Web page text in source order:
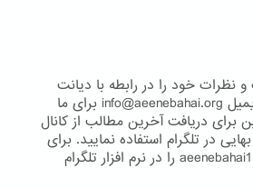
نظرات خود را در رابطه با دیانت
بهایی از طریق آدرس ایمیل info@aeenebahai.org برای ما
برای دریافت آخرین مطالب از کانال
در تلگرام استفاده نمایید. برای
جستجو شناسه کاربری aeenebahai1 را در نرم افزار تلگرام